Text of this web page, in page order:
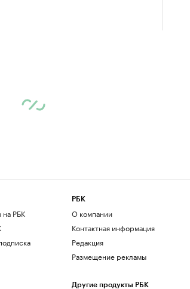
РБК
РБК
О компании
Контактная информация
Редакция
Размещение рекламы
Другие продукты РБК